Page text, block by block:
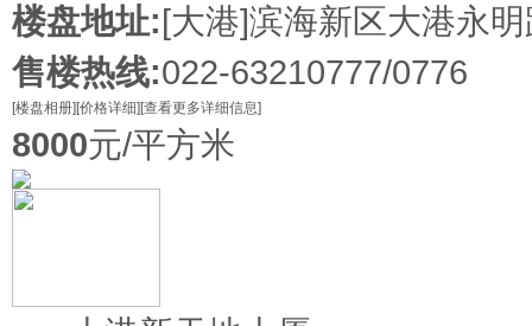
楼盘地址:[大港]滨海新区大港永
售楼热线:022-63210777/0776
[楼盘相册] [价格详细] [查看更多详细信息]
8000元/平方米